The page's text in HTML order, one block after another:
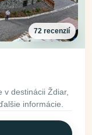
72 recenzií
v destinácii Ždiar,
informácie.